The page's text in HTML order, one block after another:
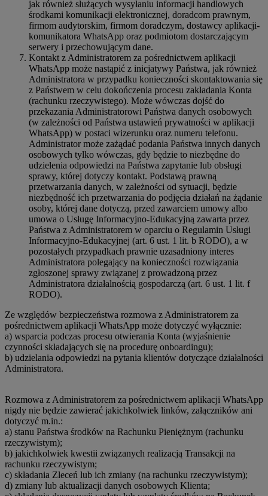
jak również służących wysyłaniu informacji handlowych
środkami komunikacji elektronicznej, doradcom prawnym,
firmom audytorskim, firmom doradczym, dostawcy aplikacji-
komunikatora WhatsApp oraz podmiotom dostarczającym
serwery i przechowującym dane.
Kontakt z Administratorem za pośrednictwem aplikacji
WhatsApp może nastąpić z inicjatywy Państwa, jak również
Administratora w przypadku konieczności skontaktowania się
z Państwem w celu dokończenia procesu zakładania Konta
(rachunku rzeczywistego). Może wówczas dojść do
przekazania Administratorowi Państwa danych osobowych
(w zależności od Państwa ustawień prywatności w aplikacji
WhatsApp) w postaci wizerunku oraz numeru telefonu.
Administrator może zażądać podania Państwa innych danych
osobowych tylko wówczas, gdy będzie to niezbędne do
udzielenia odpowiedzi na Państwa zapytanie lub obsługi
sprawy, której dotyczy kontakt. Podstawą prawną
przetwarzania danych, w zależności od sytuacji, będzie
niezbędność ich przetwarzania do podjęcia działań na żądanie
osoby, której dane dotyczą, przed zawarciem umowy albo
umowa o Usługę Informacyjno-Edukacyjną zawarta przez
Państwa z Administratorem w oparciu o Regulamin Usługi
Informacyjno-Edukacyjnej (art. 6 ust. 1 lit. b RODO), a w
pozostałych przypadkach prawnie uzasadniony interes
Administratora polegający na konieczności rozwiązania
zgłoszonej sprawy związanej z prowadzoną przez
Administratora działalnością gospodarczą (art. 6 ust. 1 lit. f
RODO).
Ze względów bezpieczeństwa rozmowa z Administratorem za
pośrednictwem aplikacji WhatsApp może dotyczyć wyłącznie:
a) wsparcia podczas procesu otwierania Konta (wyjaśnienie
czynności składających się na procedurę onboardingu);
b) udzielania odpowiedzi na pytania klientów dotyczące działalności
Administratora.
Rozmowa z Administratorem za pośrednictwem aplikacji WhatsApp
nigdy nie będzie zawierać jakichkolwiek linków, załączników ani
dotyczyć m.in.:
a) stanu Państwa środków na Rachunku Pieniężnym (rachunku
rzeczywistym);
b) jakichkolwiek kwestii związanych realizacją Transakcji na
rachunku rzeczywistym;
c) składania Zleceń lub ich zmiany (na rachunku rzeczywistym);
d) zmiany lub aktualizacji danych osobowych Klienta;